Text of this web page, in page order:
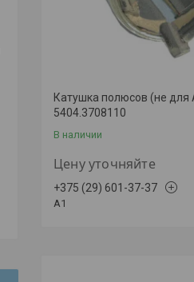
Катушка полюсов (не для
5404.3708110
В наличии
Цену уточняйте
+375 (29) 601-37-37
A1